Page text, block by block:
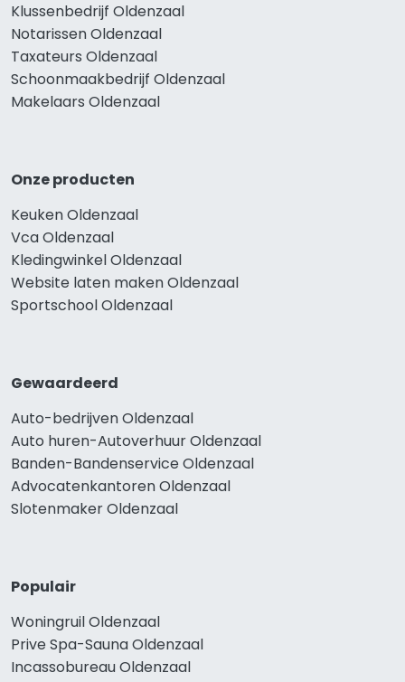
Klussenbedrijf Oldenzaal
Notarissen Oldenzaal
Taxateurs Oldenzaal
Schoonmaakbedrijf Oldenzaal
Makelaars Oldenzaal
Onze producten
Keuken Oldenzaal
Vca Oldenzaal
Kledingwinkel Oldenzaal
Website laten maken Oldenzaal
Sportschool Oldenzaal
Gewaardeerd
Auto-bedrijven Oldenzaal
Auto huren-Autoverhuur Oldenzaal
Banden-Bandenservice Oldenzaal
Advocatenkantoren Oldenzaal
Slotenmaker Oldenzaal
Populair
Woningruil Oldenzaal
Prive Spa-Sauna Oldenzaal
Incassobureau Oldenzaal